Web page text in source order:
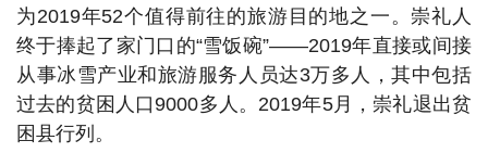
为2019年52个值得前往的旅游目的地之一。崇礼人
终于捧起了家门口的“雪饭碗”——2019年直接或间接
从事冰雪产业和旅游服务人员达3万多人，其中包括
过去的贫困人口9000多人。2019年5月，崇礼退出贫
困县行列。